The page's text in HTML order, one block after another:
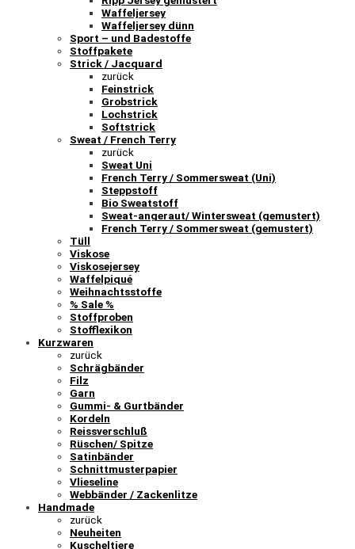
Waffeljersey
Waffeljersey dünn
Sport – und Badestoffe
Stoffpakete
Strick / Jacquard
zurück
Feinstrick
Grobstrick
Lochstrick
Softstrick
Sweat / French Terry
zurück
Sweat Uni
French Terry / Sommersweat (Uni)
Steppstoff
Bio Sweatstoff
Sweat-angeraut/ Wintersweat (gemustert)
French Terry / Sommersweat (gemustert)
Tüll
Viskose
Viskosejersey
Waffelpiqué
Weihnachtsstoffe
% Sale %
Stoffproben
Stofflexikon
Kurzwaren
zurück
Schrägbänder
Filz
Garn
Gummi- & Gurtbänder
Kordeln
Reissverschluß
Rüschen/ Spitze
Satinbänder
Schnittmusterpapier
Vlieseline
Webbänder / Zackenlitze
Handmade
zurück
Neuheiten
Kuscheltiere